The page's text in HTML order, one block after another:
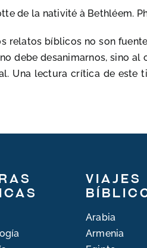
de la nativité à Bethléem.
relatos bíblicos no son
debe desanimarnos, sino
Una lectura crítica de
Viajes
Arabia
Armenia